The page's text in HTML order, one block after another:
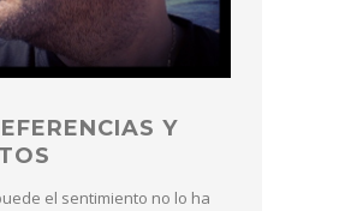
Y
el sentimiento no lo ha